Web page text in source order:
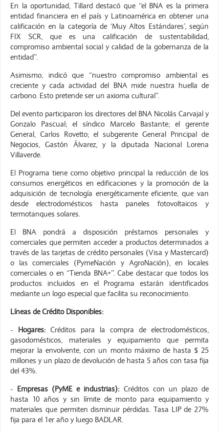
En la oportunidad, Tillard destacó que “el BNA es la primera
entidad financiera en el país y Latinoamérica en obtener una
calificación en la categoría de ‘Muy Altos Estándares’, según
FIX SCR, que es una calificación de sustentabilidad,
compromiso ambiental social y calidad de la gobernanza de la
entidad”.
Asimismo, indicó que “nuestro compromiso ambiental es
creciente y cada actividad del BNA mide nuestra huella de
carbono. Esto pretende ser un axioma cultural”.
Del evento participaron los directores del BNA Nicolás Carvajal y
Gonzalo Pascual; el síndico Marcelo Bastante; el gerente
General, Carlos Rovetto; el subgerente General Principal de
Negocios, Gastón Álvarez, y la diputada Nacional Lorena
Villaverde.
El Programa tiene como objetivo principal la reducción de los
consumos energéticos en edificaciones y la promoción de la
adquisición de tecnología energéticamente eficiente, que van
desde electrodomésticos hasta paneles fotovoltaicos y
termotanques solares.
El BNA pondrá a disposición préstamos personales y
comerciales que permiten acceder a productos determinados a
través de las tarjetas de crédito personales (Visa y Mastercard)
o las comerciales (PymeNación y AgroNación), en locales
comerciales o en “Tienda BNA+”. Cabe destacar que todos los
productos incluidos en el Programa estarán identificados
mediante un logo especial que facilita su reconocimiento.
Líneas de Crédito Disponibles:
- Hogares:Créditos para la compra de electrodomésticos,
gasodomésticos, materiales y equipamiento que permita
mejorar la envolvente, con un monto máximo de hasta $ 25
millones y un plazo de devolución de hasta 5 años con tasa fija
del 43%.
- Empresas (PyME e industrias):Créditos con un plazo de
hasta 10 años y sin límite de monto para equipamiento y
materiales que permiten disminuir pérdidas. Tasa LIP de 27%
fija para el 1er año y luego BADLAR.